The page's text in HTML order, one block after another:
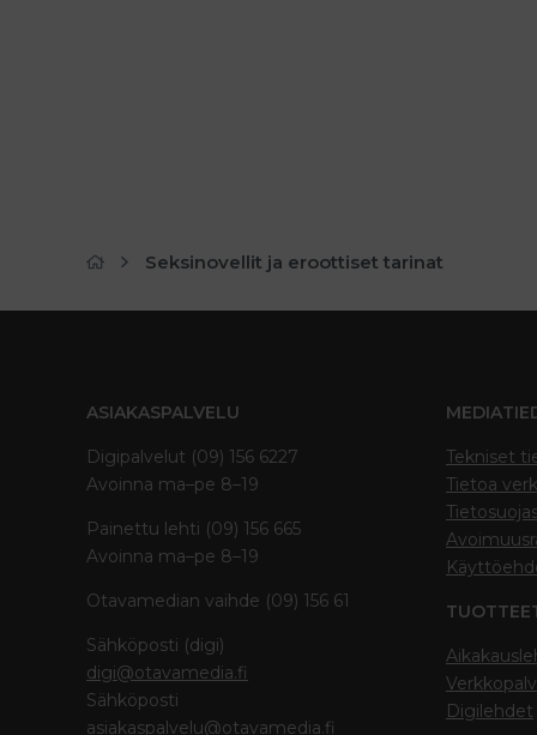
Seksinovellit ja eroottiset tarinat
ASIAKASPALVELU
Digipalvelut (09) 156 6227
Avoinna ma–pe 8–19
Painettu lehti (09) 156 665
Avoinna ma–pe 8–19
Otavamedian vaihde (09) 156 61
Sähköposti (digi)
digi@otavamedia.fi
Sähköposti
asiakaspalvelu@otavamedia.fi
Tekniset
Tietoa
Digilehdet